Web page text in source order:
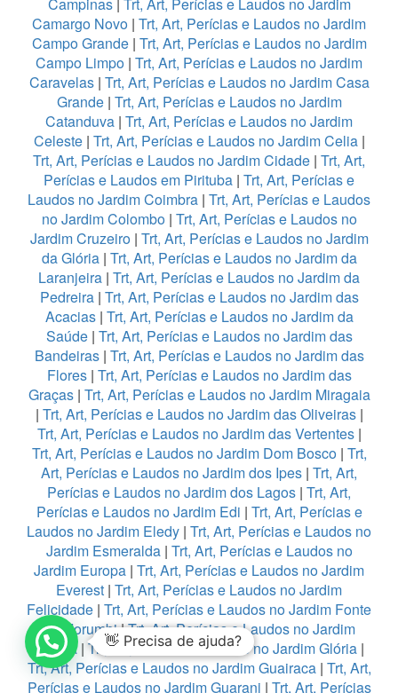
Campinas| Trt, Art, Perícias e Laudos no Jardim
Camargo Novo | Trt, Art, Perícias e Laudos no Jardim
Campo Grande| Trt, Art, Perícias e Laudos no Jardim
Campo Limpo | Trt, Art, Perícias e Laudos no Jardim
Caravelas| Trt, Art, Perícias e Laudos no Jardim Casa
Grande| Trt, Art, Perícias e Laudos no Jardim
Catanduva | Trt, Art, Perícias e Laudos no Jardim
Celeste| Trt, Art, Perícias e Laudos no Jardim Celia|
Trt, Art, Perícias e Laudos no Jardim Cidade | Trt, Art,
Perícias e Laudos em Pirituba | Trt, Art, Perícias e
Laudos no Jardim Coimbra | Trt, Art, Perícias e Laudos
no Jardim Colombo| Trt, Art, Perícias e Laudos no
Jardim Cruzeiro| Trt, Art, Perícias e Laudos no Jardim
da Glória| Trt, Art, Perícias e Laudos no Jardim da
Laranjeira | Trt, Art, Perícias e Laudos no Jardim da
Pedreira| Trt, Art, Perícias e Laudos no Jardim das
Acacias| Trt, Art, Perícias e Laudos no Jardim da
Saúde| Trt, Art, Perícias e Laudos no Jardim das
Bandeiras| Trt, Art, Perícias e Laudos no Jardim das
Flores| Trt, Art, Perícias e Laudos no Jardim das
Graças| Trt, Art, Perícias e Laudos no Jardim Miragaia
| Trt, Art, Perícias e Laudos no Jardim das Oliveiras|
Trt, Art, Perícias e Laudos no Jardim das Vertentes|
Trt, Art, Perícias e Laudos no Jardim Dom Bosco| Trt,
Art, Perícias e Laudos no Jardim dos Ipes | Trt, Art,
Perícias e Laudos no Jardim dos Lagos | Trt, Art,
Perícias e Laudos no Jardim Edi | Trt, Art, Perícias e
Laudos no Jardim Eledy | Trt, Art, Perícias e Laudos no
Jardim Esmeralda| Trt, Art, Perícias e Laudos no
Jardim Europa | Trt, Art, Perícias e Laudos no Jardim
Everest | Trt, Art, Perícias e Laudos no Jardim
Felicidade | Trt, Art, Perícias e Laudos no Jardim Fonte
do Morumbi|Trt, Art, Perícias e Laudos no Jardim
França| Trt, Art, Perícias e Laudos no Jardim Glória |
Trt, Art, Perícias e Laudos no Jardim Guairaca| Trt, Art,
Perícias e Laudos no Jardim Guarani | Trt, Art, Perícias
👋 Precisa de ajuda?